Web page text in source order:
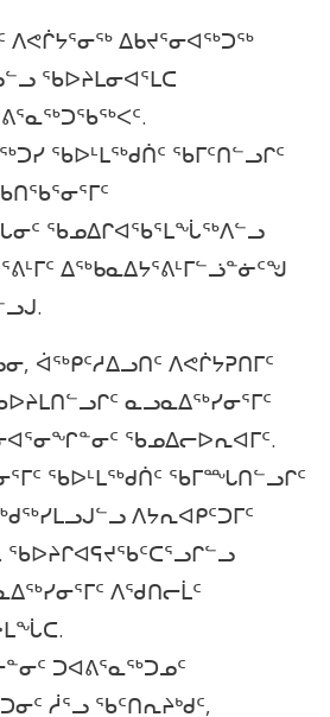
ᐱᕙᒌᔭᕐᓂᖅ ᐃᑲᔪᕐᓂᐊᖅᑐᖅ
ᖃᐅᔨᒪᓂᐊᕐᒪᑕ
ᖃᐅᒻᒪᖅᑯᑏᑦ ᖃᒥᑦᑎᓪᓗᒋᑦ
ᖃᓄᐃᒋᐊᖃᕐᒪᖔᖅᐱᓪᓗ
ᐃᖅᑲᓇᐃᔭᕐᕕᒻᒥᓪᓘᓐᓃᑦᖑ
ᐋᖅᑭᑦᓱᐃᓗᑎᑦ ᐱᕙᒌᔭᕈᑎᒥᑦ
ᓇᓗᓇᐃᖅᓯᓂᕐᒥᑦ
ᖃᓄᐃᓕᐅᕆᐊᒥᑦ.
ᖃᐅᒻᒪᖅᑯᑏᑦ ᖃᒥᙵᑎᓪᓗᒋᑦ
ᐱᔭᕆᐊᑭᑦᑐᒥᑦ
ᖃᐅᔨᒋᐊᕋᔪᖃᑦᑕᕐᓗᒋᓪᓗ
ᐱᖁᑎᓕᒫᑦ
ᑐᐊᕕᕐᓇᖅᑐᓄᑦ
ᓲᕐᓗ ᖃᑦᑎᕆᔨᒃᑯᑦ,